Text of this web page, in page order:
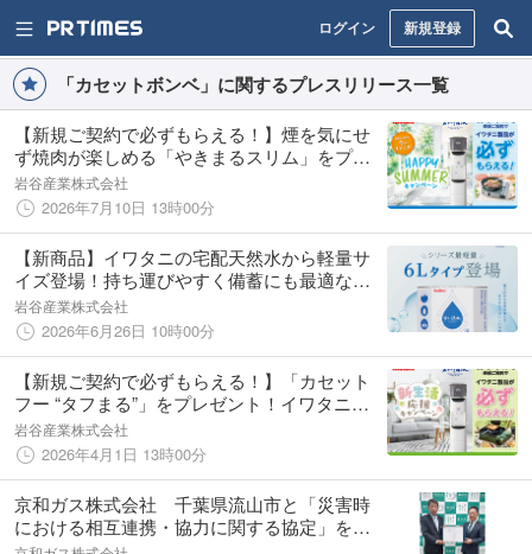
ログイン 新規登録
「カセットボンベ」に関するプレスリリース一覧
【新規ご契約で必ずもらえる！】煙を気にせ
ず焼肉が楽しめる「やきまるスリム」をプレ
ゼント！イワタニの宅配天然水「富士の湧
水」の「Happy Summer キャンペーン」を開
始
岩谷産業株式会社
2026年7月10日 13時00分
【新商品】イワタニの宅配天然水から軽量サ
イズ登場！持ち運びやすく備蓄にも最適な
「『富士の湧水』D-パック 6L」を発売！
岩谷産業株式会社
2026年6月26日 10時00分
【新規ご契約で必ずもらえる！】「カセット
フー “タフまる”」をプレゼント！イワタニの
宅配天然水「富士の湧水」新生活応援キャン
ペーンを開始
岩谷産業株式会社
2026年4月1日 13時00分
京和ガス株式会社 千葉県流山市と「災害時
における相互連携・協力に関する協定」を締
結